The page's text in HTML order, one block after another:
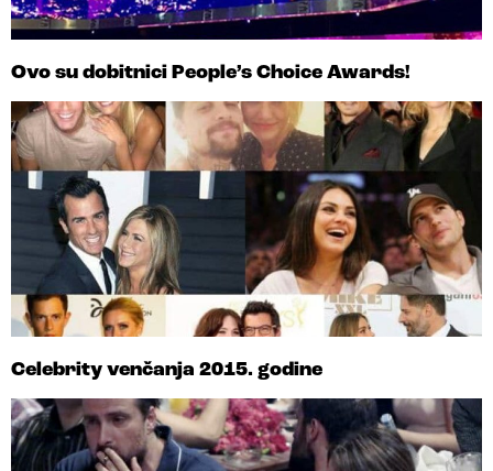
Ovo su dobitnici People’s Choice Awards!
Celebrity venčanja 2015. godine